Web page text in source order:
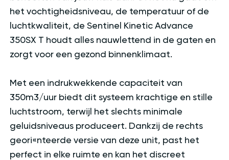
het vochtigheidsniveau, de temperatuur of de
luchtkwaliteit, de Sentinel Kinetic Advance
350SX T houdt alles nauwlettend in de gaten en
zorgt voor een gezond binnenklimaat.
Met een indrukwekkende capaciteit van
350m3/uur biedt dit systeem krachtige en stille
luchtstroom, terwijl het slechts minimale
geluidsniveaus produceert. Dankzij de rechts
geori«nteerde versie van deze unit, past het
perfect in elke ruimte en kan het discreet